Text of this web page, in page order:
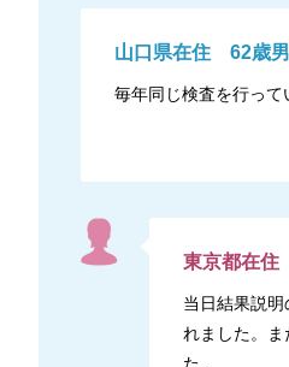
山口県在住 62歳
毎年同じ検査を行って
東京都在住
当日結果説
れました。